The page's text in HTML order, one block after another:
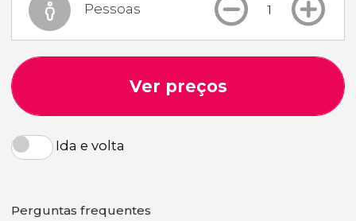
Pessoas
Ver preços
Ida e volta
Perguntas frequentes